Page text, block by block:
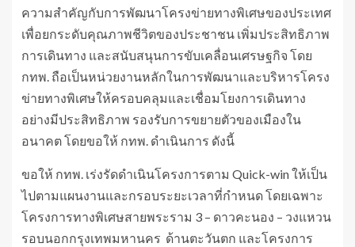
ความสำคัญกับการพัฒนาโครงข่ายทางพิเศษของประเทศ
เพื่อยกระดับคุณภาพชีวิตของประชาชน เพิ่มประสิทธิภาพ
การเดินทาง และสนับสนุนการขับเคลื่อนเศรษฐกิจ โดย
กทพ. ถือเป็นหน่วยงานหลักในการพัฒนาและบริหารโครง
ข่ายทางพิเศษให้ครอบคลุมและเชื่อมโยงการเดินทาง
อย่างมีประสิทธิภาพ รองรับการขยายตัวของเมืองใน
อนาคต โดยขอให้ กทพ. ดำเนินการ ดังนี้
ขอให้ กทพ. เร่งรัดดำเนินโครงการตาม Quick-win ให้เป็น
ไปตามแผนงานและกรอบระยะเวลาที่กำหนด โดยเฉพาะ
โครงการทางพิเศษสายพระราม 3 – ดาวคะนอง – วงแหวน
รอบนอกกรุงเทพมหานคร ด้านตะวันตก และโครงการ